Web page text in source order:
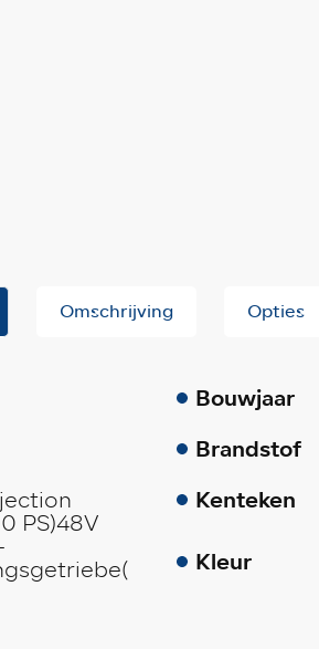
Omschrijving Opties
PS)48V
Bouwjaar
Brandstof
Kenteken
Kleur